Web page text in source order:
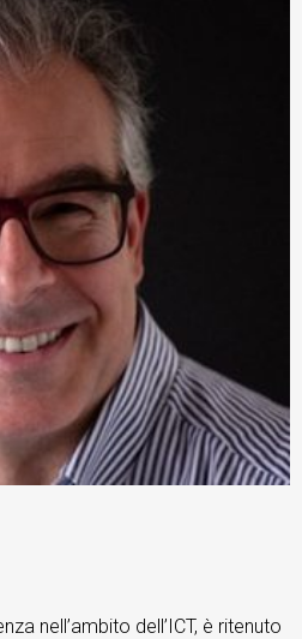
nell’ambito dell’ICT, è ritenuto